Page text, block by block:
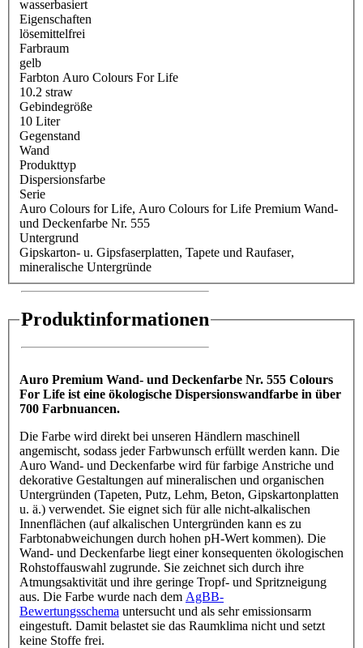
wasserbasiert
Eigenschaften
lösemittelfrei
Farbraum
gelb
Farbton Auro Colours For Life
10.2 straw
Gebindegröße
10 Liter
Gegenstand
Wand
Produkttyp
Dispersionsfarbe
Serie
Auro Colours for Life, Auro Colours for Life Premium Wand-
und Deckenfarbe Nr. 555
Untergrund
Gipskarton- u. Gipsfaserplatten, Tapete und Raufaser,
mineralische Untergründe
Produktinformationen
Auro Premium Wand- und Deckenfarbe Nr. 555 Colours
For Life ist eine ökologische Dispersionswandfarbe in über
700 Farbnuancen.
Die Farbe wird direkt bei unseren Händlern maschinell
angemischt, sodass jeder Farbwunsch erfüllt werden kann. Die
Auro Wand- und Deckenfarbe wird für farbige Anstriche und
dekorative Gestaltungen auf mineralischen und organischen
Untergründen (Tapeten, Putz, Lehm, Beton, Gipskartonplatten
u. ä.) verwendet. Sie eignet sich für alle nicht-alkalischen
Innenflächen (auf alkalischen Untergründen kann es zu
Farbtonabweichungen durch hohen pH-Wert kommen). Die
Wand- und Deckenfarbe liegt einer konsequenten ökologischen
Rohstoffauswahl zugrunde. Sie zeichnet sich durch ihre
Atmungsaktivität und ihre geringe Tropf- und Spritzneigung
aus. Die Farbe wurde nach dem AgBB-
Bewertungsschema untersucht und als sehr emissionsarm
eingestuft. Damit belastet sie das Raumklima nicht und setzt
keine Stoffe frei.